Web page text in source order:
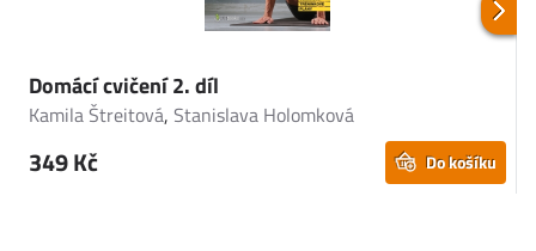
Domácí cvičení 2. díl
Kamila Štreitová, Stanislava Holomková
349 Kč Do košíku